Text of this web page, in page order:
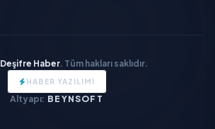
Deşifre Haber. Tüm hakları saklıdır.
HABER YAZILIMI
Altyapı: BEYNSOFT